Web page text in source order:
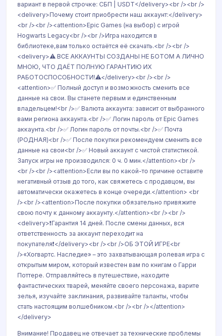
вариант в первой строчке: СБП | USDT</delivery><br /><br />
<delivery>Почему стоит приобрести наш аккаунт:</delivery>
<br /><br /><attention>Epic Games (на выбор) с игрой
Hogwarts Legacy<br /><br />Игра находится в
библиотеке,вам только остаётся её скачать.<br /><br />
<delivery>⚠️ ВСЕ АККАУНТЫ СОЗДАНЫ НЕ БОТОМ А ЛИЧНО
МНОЮ, ЧТО ДАЁТ ПОЛНУЮ ГАРАНТИЮ ИХ
РАБОТОСПОСОБНОСТИ!⚠️</delivery><br /><br />
<attention>✅ Полный доступ и возможность сменить все
данные на свои. Вы станете первым и единственным
владельцем!<br />✅ Валюта аккаунта: зависит от выбранного
вами региона аккаунта.<br />✅ Логин пароль от Epic Games
аккаунта.<br />✅ Логин пароль от почты.<br />✅ Почта
(РОДНАЯ)<br />✅ После покупки рекомендуем сменить все
данные на свои<br />✅ Новый аккаунт с чистой статистикой.
Запуск игры не производился: 0 ч. 0 мин.</attention><br />
<br /><br /><attention>Если вы по какой-то причине оставите
негативный отзыв до того, как свяжетесь с продавцом, вы
автоматически окажетесь в конце очереди.</attention> <br
/><br /><attention>После покупки обязательно привяжите
свою почту к данному аккаунту.</attention><br /><br />
<delivery>❗Гарантия 14 дней. После смены данных, вся
ответственность за аккаунт переходит на
покупателя❗</delivery><br /><br />ОБ ЭТОЙ ИГРЕ<br
/>«Хогвартс. Наследие» – это захватывающая ролевая игра с
открытым миром, который известен вам по книгам о Гарри
Поттере. Отправляйтесь в путешествие, находите
фантастических тварей, меняйте своего персонажа, варите
зелья, изучайте заклинания, развивайте таланты, чтобы
стать настоящим волшебником.<br /><br /></attention>
</delivery>
Внимание! Продавец не отвечает за технические проблемы